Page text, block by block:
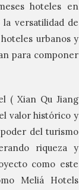
hoteles en
versatilidad de
urbanos y
para componer
( Xian Qu Jiang
valor histórico y
del turismo
riqueza y
como este
Meliá Hotels